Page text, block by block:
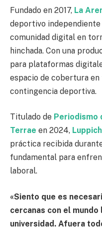
Fundado en 2017, La
deportivo independiente
comunidad digital en
hinchada. Con una
para plataformas
espacio de cobertura
contingencia deportiva.
Titulado de Periodismo
Terrae en 2024,
práctica recibida
fundamental para
laboral.
«Siento que es
cercanas con el
universidad. Afuera